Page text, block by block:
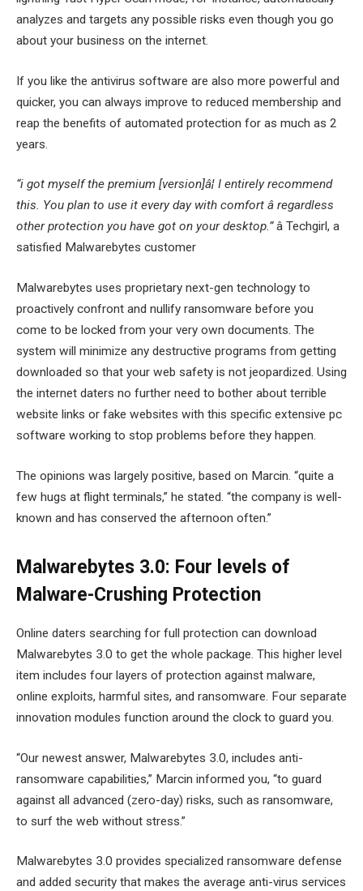
analyzes and targets any possible risks even though you go
about your business on the internet.
If you like the antivirus software are also more powerful and
quicker, you can always improve to reduced membership and
reap the benefits of automated protection for as much as 2
years.
“i got myself the premium [version]â¦ I entirely recommend
this. You plan to use it every day with comfort â regardless
other protection you have got on your desktop.”â Techgirl, a
satisfied Malwarebytes customer
Malwarebytes uses proprietary next-gen technology to
proactively confront and nullify ransomware before you
come to be locked from your very own documents. The
system will minimize any destructive programs from getting
downloaded so that your web safety is not jeopardized. Using
the internet daters no further need to bother about terrible
website links or fake websites with this specific extensive pc
software working to stop problems before they happen.
The opinions was largely positive, based on Marcin. “quite a
few hugs at flight terminals,” he stated. “the company is well-
known and has conserved the afternoon often.”
Malwarebytes 3.0: Four levels of
Malware-Crushing Protection
Online daters searching for full protection can download
Malwarebytes 3.0 to get the whole package. This higher level
item includes four layers of protection against malware,
online exploits, harmful sites, and ransomware. Four separate
innovation modules function around the clock to guard you.
“Our newest answer, Malwarebytes 3.0, includes anti-
ransomware capabilities,” Marcin informed you, “to guard
against all advanced (zero-day) risks, such as ransomware,
to surf the web without stress.”
Malwarebytes 3.0 provides specialized ransomware defense
and added security that makes the average anti-virus services